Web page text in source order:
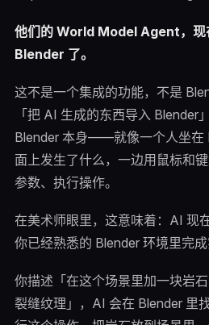
他们的 World Model Agent，现
Blender 了。
这不是一个集成的功能，不是
「把 AI 生成的东西导入 Blender
Blender 本身——就像一个人坐在
面上发生了什么，一边用鼠标和
参数、执行操作。
在美术师眼里，这意味着：AI 现
你已经熟悉的 Blender 环境里完成
你描述「在这个场景里加一块岩
裂缝纹理」，AI 会在 Blender 里